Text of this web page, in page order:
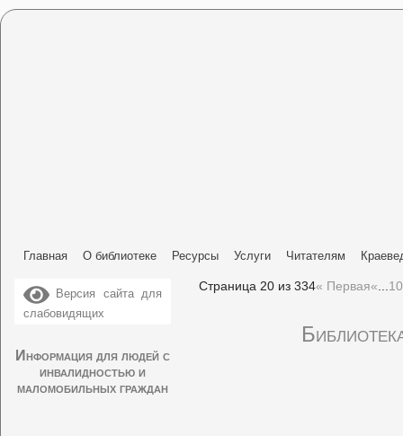
Главная О библиотеке Ресурсы Услуги Читателям
Версия сайта для
слабовидящих
Информация для людей с
инвалидностью и
маломобильных граждан
Страница 20 из 334« Первая« 10